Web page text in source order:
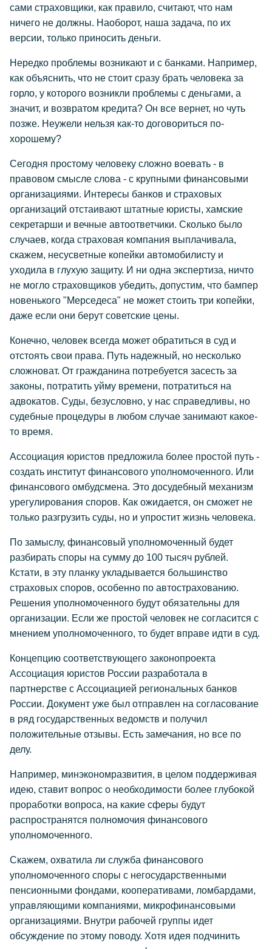
сами страховщики, как правило, считают, что нам
ничего не должны. Наоборот, наша задача, по их
версии, только приносить деньги.
Нередко проблемы возникают и с банками. Например,
как объяснить, что не стоит сразу брать человека за
горло, у которого возникли проблемы с деньгами, а
значит, и возвратом кредита? Он все вернет, но чуть
позже. Неужели нельзя как-то договориться по-
хорошему?
Сегодня простому человеку сложно воевать - в
правовом смысле слова - с крупными финансовыми
организациями. Интересы банков и страховых
организаций отстаивают штатные юристы, хамские
секретарши и вечные автоответчики. Сколько было
случаев, когда страховая компания выплачивала,
скажем, несусветные копейки автомобилисту и
уходила в глухую защиту. И ни одна экспертиза, ничто
не могло страховщиков убедить, допустим, что бампер
новенького "Мерседеса" не может стоить три копейки,
даже если они берут советские цены.
Конечно, человек всегда может обратиться в суд и
отстоять свои права. Путь надежный, но несколько
сложноват. От гражданина потребуется засесть за
законы, потратить уйму времени, потратиться на
адвокатов. Суды, безусловно, у нас справедливы, но
судебные процедуры в любом случае занимают какое-
то время.
Ассоциация юристов предложила более простой путь -
создать институт финансового уполномоченного. Или
финансового омбудсмена. Это досудебный механизм
урегулирования споров. Как ожидается, он сможет не
только разгрузить суды, но и упростит жизнь человека.
По замыслу, финансовый уполномоченный будет
разбирать споры на сумму до 100 тысяч рублей.
Кстати, в эту планку укладывается большинство
страховых споров, особенно по автострахованию.
Решения уполномоченного будут обязательны для
организации. Если же простой человек не согласится с
мнением уполномоченного, то будет вправе идти в суд.
Концепцию соответствующего законопроекта
Ассоциация юристов России разработала в
партнерстве с Ассоциацией региональных банков
России. Документ уже был отправлен на согласование
в ряд государственных ведомств и получил
положительные отзывы. Есть замечания, но все по
делу.
Например, минэкономразвития, в целом поддерживая
идею, ставит вопрос о необходимости более глубокой
проработки вопроса, на какие сферы будут
распространятся полномочия финансового
уполномоченного.
Скажем, охватила ли служба финансового
уполномоченного споры с негосударственными
пенсионными фондами, кооперативами, ломбардами,
управляющими компаниями, микрофинансовыми
организациями. Внутри рабочей группы идет
обсуждение по этому поводу. Хотя идея подчинить